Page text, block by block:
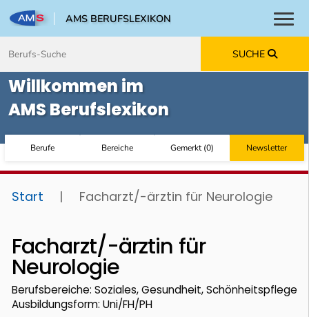
AMS BERUFSLEXIKON
SUCHE
Willkommen im
AMS Berufslexikon
Berufe Bereiche Gemerkt(0) Newsletter
Start | Facharzt/-ärztin für Neurologie
Facharzt/-ärztin für
Neurologie
Berufsbereiche: Soziales, Gesundheit, Schönheitspflege
Ausbildungsform: Uni/FH/PH